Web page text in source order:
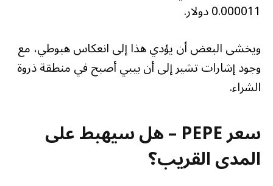
0.000011 دولار.
ويخشى البعض أن يؤدي هذا إلى انعكاس هبوطي، مع
وجود إشارات تشير إلى أن بيبي أصبح في منطقة ذروة
الشراء.
سعر PEPE – هل سيهبط على
المدى القريب؟